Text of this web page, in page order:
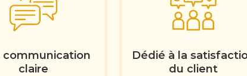
communication
claire
Dédié à la
du client